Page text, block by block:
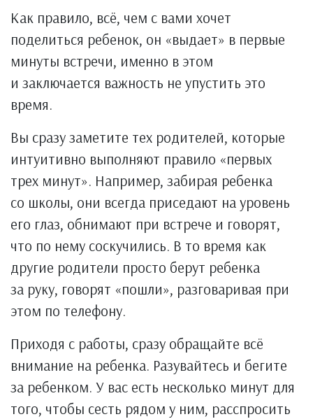
Как правило, всё, чем с вами хочет
поделиться ребенок, он «выдает» в первые
минуты встречи, именно в этом
и заключается важность не упустить это
время.
Вы сразу заметите тех родителей, которые
интуитивно выполняют правило «первых
трех минут». Например, забирая ребенка
со школы, они всегда приседают на уровень
его глаз, обнимают при встрече и говорят,
что по нему соскучились. В то время как
другие родители просто берут ребенка
за руку, говорят «пошли», разговаривая при
этом по телефону.
Приходя с работы, сразу обращайте всё
внимание на ребенка. Разувайтесь и бегите
за ребенком. У вас есть несколько минут для
того, чтобы сесть рядом у ним, расспросить